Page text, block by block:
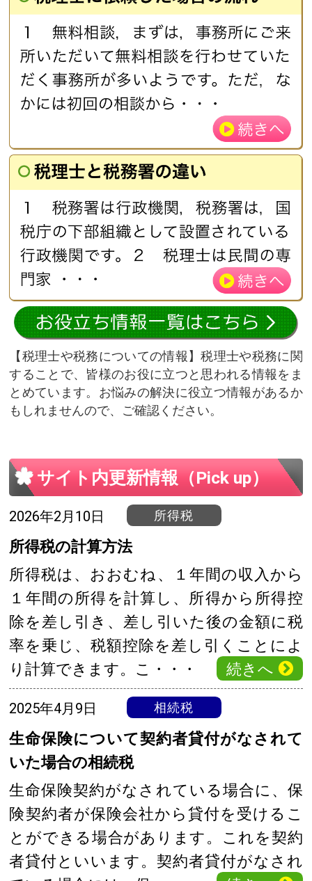
税理士や税務についての情報
税理士や税務に関
することで、皆様のお役に立つと思われる情報をま
とめています。お悩みの解決に役立つ情報があるか
もしれませんので、ご確認ください。
サイト内更新情報（Pick up）
2026年2月10日 所得税
所得税の計算方法
所得税は、おおむね、１年間の収入から
１年間の所得を計算し、所得から所得控
除を差し引き、差し引いた後の金額に税
率を乗じ、税額控除を差し引くことによ
り計算できます。こ・・・
続きへ
2025年4月9日 相続税
生命保険について契約者貸付がなされて
いた場合の相続税
生命保険契約がなされている場合に、保
険契約者が保険会社から貸付を受けるこ
とができる場合があります。これを契約
者貸付といいます。契約者貸付がなされ